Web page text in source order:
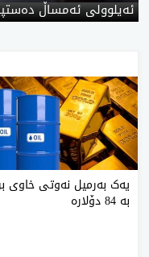
ئەیلوولی ئەمساڵ
یەک بەرمیل نەوتی خاوی
بە 84 دۆلارە